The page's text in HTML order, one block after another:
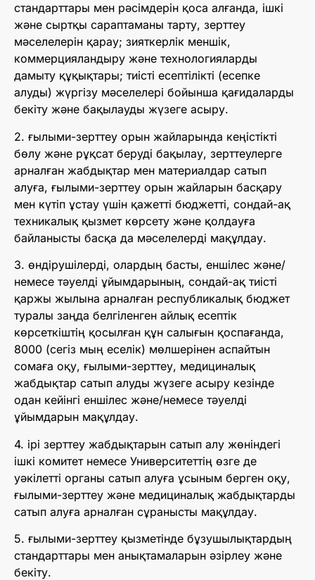
стандарттары мен рәсімдерін қоса алғанда, ішкі
және сыртқы сараптаманы тарту, зерттеу
мәселелерін қарау; зияткерлік меншік,
коммерцияландыру және технологияларды
дамыту құқықтары; тиісті есептілікті (есепке
алуды) жүргізу мәселелері бойынша қағидаларды
бекіту және бақылауды жүзеге асыру.
2. ғылыми-зерттеу орын жайларында кеңістікті
бөлу және рұқсат беруді бақылау, зерттеулерге
арналған жабдықтар мен материалдар сатып
алуға, ғылыми-зерттеу орын жайларын басқару
мен күтіп ұстау үшін қажетті бюджетті, сондай-ақ
техникалық қызмет көрсету және қолдауға
байланысты басқа да мәселелерді мақұлдау.
3. өндірушілерді, олардың басты, еншілес және/
немесе тәуелді ұйымдарының, сондай-ақ тиісті
қаржы жылына арналған республикалық бюджет
туралы заңда белгіленген айлық есептік
көрсеткіштің қосылған құн салығын қоспағанда,
8000 (сегіз мың еселік) мөлшерінен аспайтын
сомаға оқу, ғылыми-зерттеу, медициналық
жабдықтар сатып алуды жүзеге асыру кезінде
одан кейінгі еншілес және/немесе тәуелді
ұйымдарын мақұлдау.
4. ірі зерттеу жабдықтарын сатып алу жөніндегі
ішкі комитет немесе Университеттің өзге де
уәкілетті органы сатып алуға ұсыным берген оқу,
ғылыми-зерттеу және медициналық жабдықтарды
сатып алуға арналған сұранысты мақұлдау.
5. ғылыми-зерттеу қызметінде бұзушылықтардың
стандарттары мен анықтамаларын әзірлеу және
бекіту.